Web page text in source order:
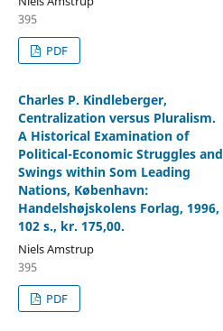
395
PDF
Charles P. Kindleberger,
Centralization versus Pluralism.
A Historical Examination of
Political-Economic Struggles and
Swings within Som Leading
Nations, København:
Handelshøjskolens Forlag, 1996,
102 s., kr. 175,00.
Niels Amstrup
395
PDF